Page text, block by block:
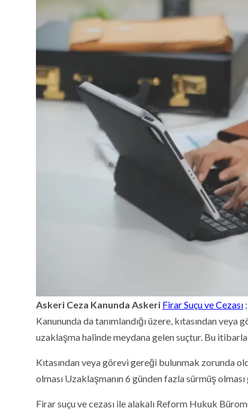
Askeri Ceza Kanunda Askeri Firar Suçu ve Cezası
Kanununda da tanımlandığı üzere, kıtasından
uzaklaşma halinde meydana gelen suçtur. Bu
Kıtasından veya görevi gereği bulunmak zorunda
olması Uzaklaşmanın 6 günden fazla sürmüş
Firar suçu ve cezası ile alakalı Reform Hukuk